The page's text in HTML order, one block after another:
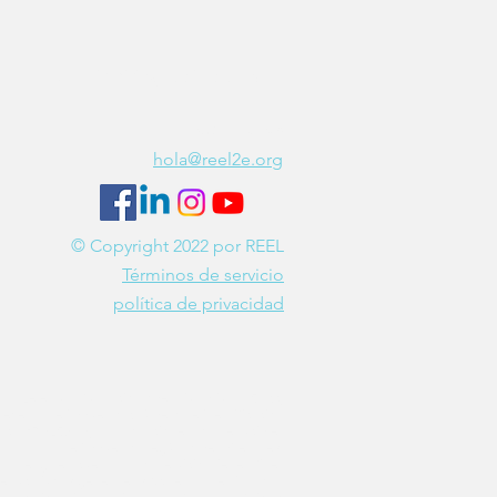
hola@reel2e.org
© Copyright 2022 por REEL
Términos de servicio
política de privacidad